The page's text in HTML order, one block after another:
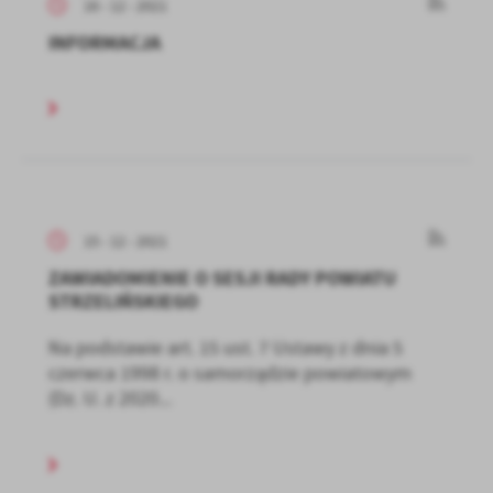
INFORMACJA
15 - 12 - 2021
ZAWIADOMIENIE O SESJI RADY POWIATU
STRZELIŃSKIEGO
Na podstawie art. 15 ust. 7 Ustawy z dnia 5
czerwca 1998 r. o samorządzie powiatowym
(Dz. U. z 2020...